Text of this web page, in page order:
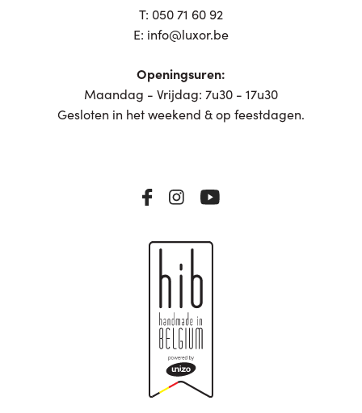
T: 050 71 60 92
E: info@luxor.be
Openingsuren:
Maandag - Vrijdag: 7u30 - 17u30
Gesloten in het weekend & op feestdagen.